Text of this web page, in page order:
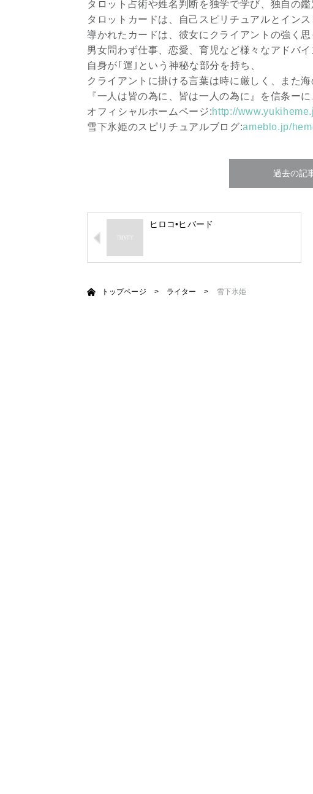
タロット占術や姓名判断を独学で学び、独自の鑑
タロットカードは、自己スピリチュアルとイン
導かれたカードは、彼女にクライアントの強く
男女問わず仕事、恋愛、育児など様々なアドバイ
自身が｢運｣という神秘な部分を持ち、
クライアントに掛ける言葉は時に厳しく、また
『一人は皆の為に、皆は一人の為に』を信条ー
オフィシャルホームページ:http://
雪下氷姫のスピリチュアルブログ:ameblo.jp/
過去の記
ヒロコ•ヒバード
トップページ > ライター > 雪下氷姫